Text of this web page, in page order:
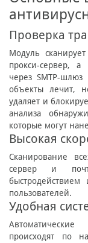
Проверка
Модуль
прокси-сервер,
через SMTP-
объекты лечит,
удаляет и
анализа
которые могут
Высокая
Сканирование
сервер и
пользователей.
Удобная
происходят по